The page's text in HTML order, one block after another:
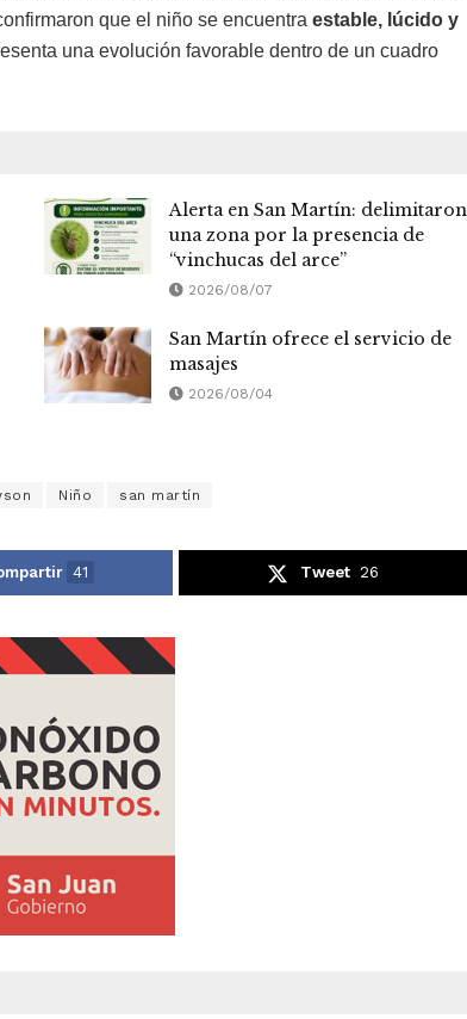
que el niño se encuentra estable, lúcido y
una evolución favorable dentro de un cuadro
Alerta en San Martín: delimitaron
una zona por la presencia de
“vinchucas del arce”
2026/08/07
San Martín ofrece el servicio de
masajes
2026/08/04
Niño san martín
41 Tweet 26